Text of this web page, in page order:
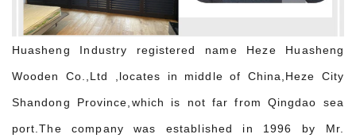
Huasheng Industry registered name Heze Huasheng
Wooden Co.,Ltd ,locates in middle of China,Heze City
Shandong Province,which is not far from Qingdao sea
port.The company was established in 1996 by Mr.